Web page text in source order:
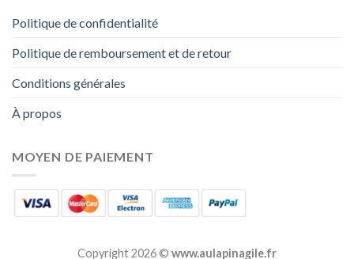
Politique de confidentialité
Politique de remboursement et de retour
Conditions générales
À propos
MOYEN DE PAIEMENT
Copyright 2026 © www.aulapinagile.fr